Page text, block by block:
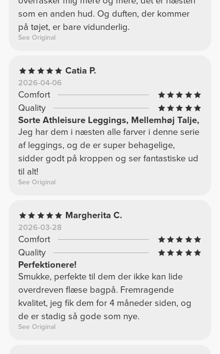
som en anden hud. Og duften, der kommer
på tøjet, er bare vidunderlig.
See Original
Catia P.
2026-04-06
Comfort
Quality
Sorte Athleisure Leggings, Mellemhøj Talje,
Jeg har dem i næsten alle farver i denne serie
af leggings, og de er super behagelige,
sidder godt på kroppen og ser fantastiske ud
til alt!
See Original
Margherita C.
2026-03-28
Comfort
Quality
Perfektionere!
Smukke, perfekte til dem der ikke kan lide
overdreven flæse bagpå. Fremragende
kvalitet, jeg fik dem for 4 måneder siden, og
de er stadig så gode som nye.
See Original